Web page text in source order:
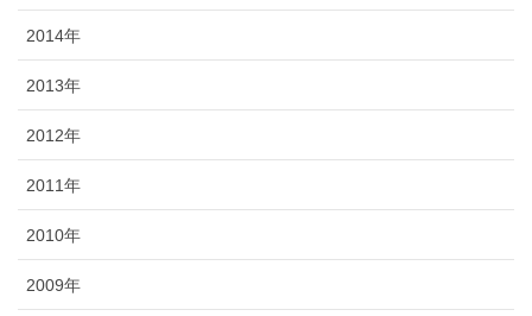
2014年
2013年
2012年
2011年
2010年
2009年